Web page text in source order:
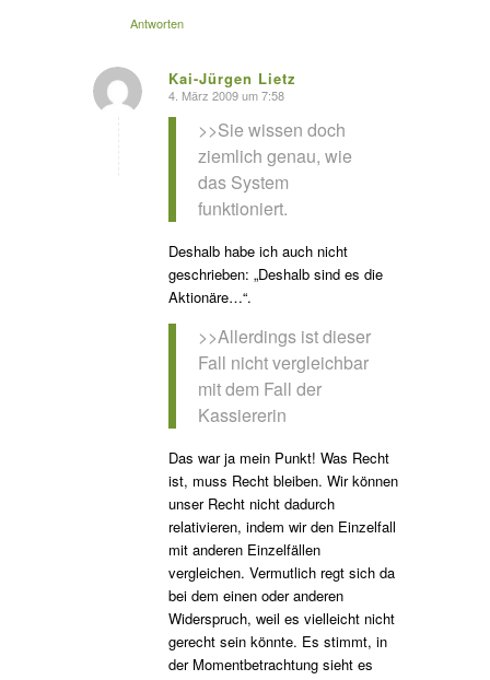
Antworten
Kai-Jürgen Lietz
s
4. März 2009 um 7:58
>>Sie wissen doch
ziemlich genau, wie
das System
funktioniert.
Deshalb habe ich auch nicht
geschrieben: „Deshalb sind es die
Aktionäre…“.
>>Allerdings ist dieser
Fall nicht vergleichbar
mit dem Fall der
Kassiererin
Das war ja mein Punkt! Was Recht
ist, muss Recht bleiben. Wir können
unser Recht nicht dadurch
relativieren, indem wir den Einzelfall
mit anderen Einzelfällen
vergleichen. Vermutlich regt sich da
bei dem einen oder anderen
Widerspruch, weil es vielleicht nicht
gerecht sein könnte. Es stimmt, in
der Momentbetrachtung sieht es